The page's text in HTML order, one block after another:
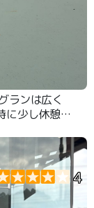
ランは広く
に少し休憩す
4